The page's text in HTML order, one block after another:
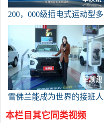
200，000级插电式运动型多
功能车的真正优势不仅仅在
于加长它！试驾比亚迪歌曲
专业版
雪佛兰能成为世界的接班人
吗？
本栏目其它同类视频